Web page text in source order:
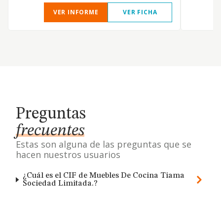
VER INFORME VER FICHA
Preguntas
frecuentes
Estas son alguna de las preguntas que se
hacen nuestros usuarios
¿Cuál es el CIF de Muebles De Cocina Tiama
Sociedad Limitada.?